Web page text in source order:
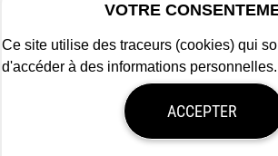
Mentions légales
Politique de confidentialité
VOTRE
Ce site utilise des traceurs (cookies) qui
d'accéder à des informations personnelles.
ACCEPTER